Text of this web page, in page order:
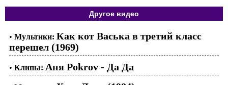
Другое видео
• Мультики: Как кот Васька в третий класс
перешел (1969)
• Клипы: Аня Pokrov - Да Да